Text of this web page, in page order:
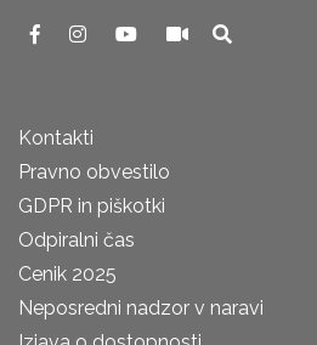
Kontakti
Pravno obvestilo
GDPR in piškotki
Odpiralni čas
Cenik 2025
Neposredni nadzor v naravi